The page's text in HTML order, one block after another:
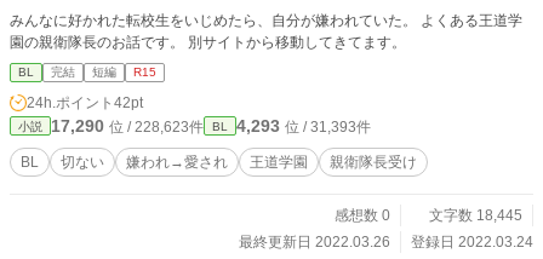
みんなに好かれた転校生をいじめたら、自分が嫌われていた。 よくある王道学
園の親衛隊長のお話です。 別サイトから移動してきてます。
BL 完結 短編 R15
24h.ポイント 42pt
小説 17,290 位 / 228,623件 BL 4,293 位 / 31,393件
BL 切ない 嫌われ→愛され 王道学園 親衛隊長受け
感想数 0
文字数 18,445
最終更新日 2022.03.26
登録日 2022.03.24